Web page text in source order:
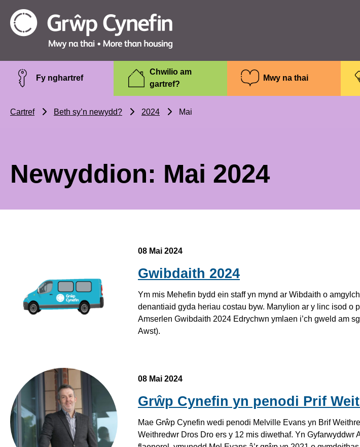
Grŵp
Cynefin
Fy nghartref
Chwilio am
gartref?
Mwy na thai
Cartref Beth sy’n newydd? 2024 Mai
Newyddion: Mai 2024
08 Mai 2024
Gwibdaith 2024
Ym mis Mehefin bydd ein staff yn mynd ar Wibdaith o
denantiaid gyda heriau costau byw. Manylion ar y linc isod o
Amserlen Gwibdaith 2024 Edrychwn ymlaen i’ch gweld am
Awst).
08 Mai 2024
Grŵp Cynefin yn penodi Prif
Mae Grŵp Cynefin wedi penodi Melville Evans yn Brif
Weithredwr Dros Dro ers y 12 mis diwethaf. Yn Gyfarwyddwr